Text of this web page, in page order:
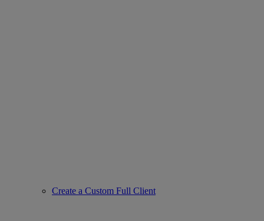
Create a Custom Full Client